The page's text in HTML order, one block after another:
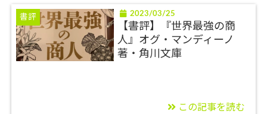
書評 2023/03/25
【書評】『世界最強の商
人』オグ・マンディーノ
著・角川文庫
この記事を読む